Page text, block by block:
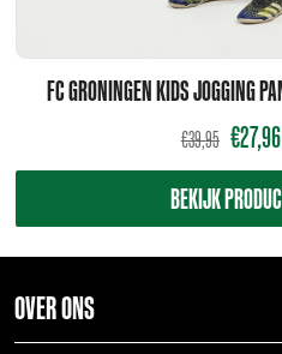
FC GRONINGEN KIDS JOGGING
€39,95 €27,96
BEKIJK
OVER ONS